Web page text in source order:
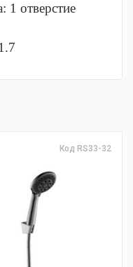
1 отверстие
Код RS33-32